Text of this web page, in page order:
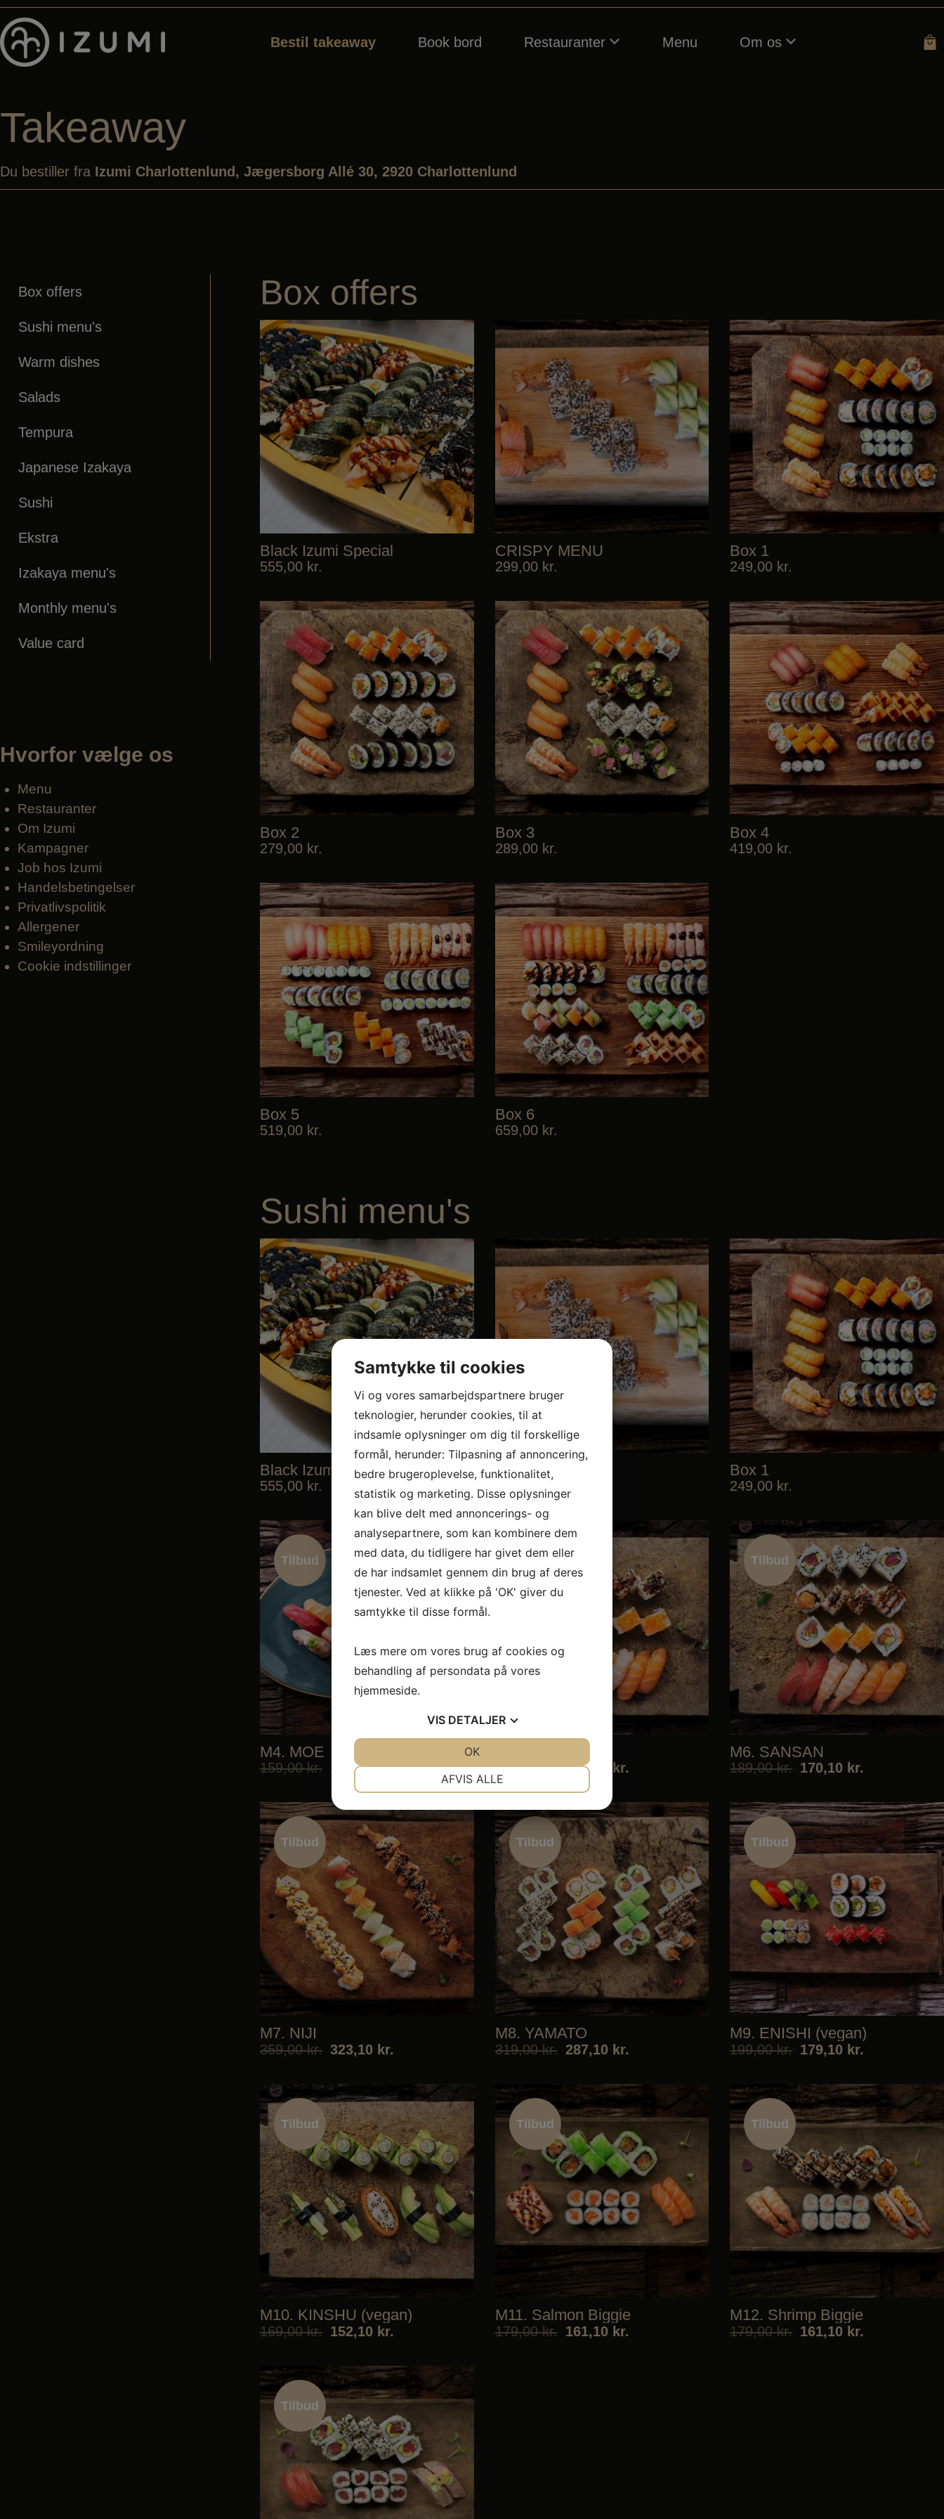
Hop
til
indholdet
Bestil takeaway Book bord Restauranter Menu Om os
Takeaway
Du bestiller fra Izumi Charlottenlund, Jægersborg Allé 30, 2920 Charlottenlund
Box offers
Black Izumi Special
555,00 kr.
CRISPY MENU
299,00 kr.
Box 1
249,00 kr.
Box 2
279,00 kr.
Box 3
289,00 kr.
Box 4
419,00 kr.
Box 5
519,00 kr.
Box 6
659,00 kr.
Sushi menu's
Black Izumi Special
555,00 kr.
CRISPY MENU
299,00 kr.
Box 1
249,00 kr.
Tilbud
Tilbud
M4. MOE
159,00kr. 143,10kr.
Tilbud
Tilbud
159,00kr. 143,10 kr.
Tilbud
Tilbud
M6. SANSAN
189,00kr. 170,10 kr.
Tilbud
Tilbud
M7. NIJI
359,00kr. 323,10 kr.
Tilbud
Tilbud
M8. YAMATO
319,00kr. 287,10 kr.
Tilbud
Tilbud
M9. ENISHI (vegan)
199,00kr. 179,10 kr.
Tilbud
Tilbud
M10. KINSHU (vegan)
169,00kr. 152,10 kr.
Tilbud
Tilbud
M11. Salmon Biggie
179,00kr. 161,10 kr.
Tilbud
Tilbud
M12. Shrimp Biggie
179,00kr. 161,10 kr.
Tilbud
Tilbud
Box offers
Sushi menu's
Warm dishes
Salads
Tempura
Japanese Izakaya
Sushi
Ekstra
Izakaya menu's
Monthly menu's
Value card
Hvorfor vælge os
Menu
Restauranter
Om Izumi
Kampagner
Job hos Izumi
Handelsbetingelser
Privatlivspolitik
Allergener
Smileyordning
Cookie indstillinger
Samtykke til cookies
Vi og vores samarbejdspartnere bruger
teknologier, herunder cookies, til at
indsamle oplysninger om dig til forskellige
formål, herunder: Tilpasning af annoncering,
bedre brugeroplevelse, funktionalitet,
statistik og marketing. Disse oplysninger
kan blive delt med annoncerings- og
analysepartnere, som kan kombinere dem
med data, du tidligere har givet dem eller
de har indsamlet gennem din brug af deres
tjenester. Ved at klikke på 'OK' giver du
samtykke til disse formål.
Læs mere om vores brug af cookies og
behandling af persondata på vores
hjemmeside.
VIS DETALJER
MARKETING STATISTIK
AFVIS ALLE
OK